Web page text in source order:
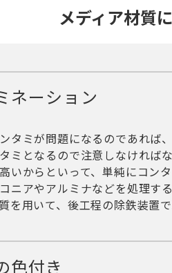
メディア材質
ネーション
タミが問題になるのであれば
ミとなるので注意しなければ
いからといって、単純にコン
ニアやアルミナなどを処理す
を用いて、後工程の除鉄装置
色付き